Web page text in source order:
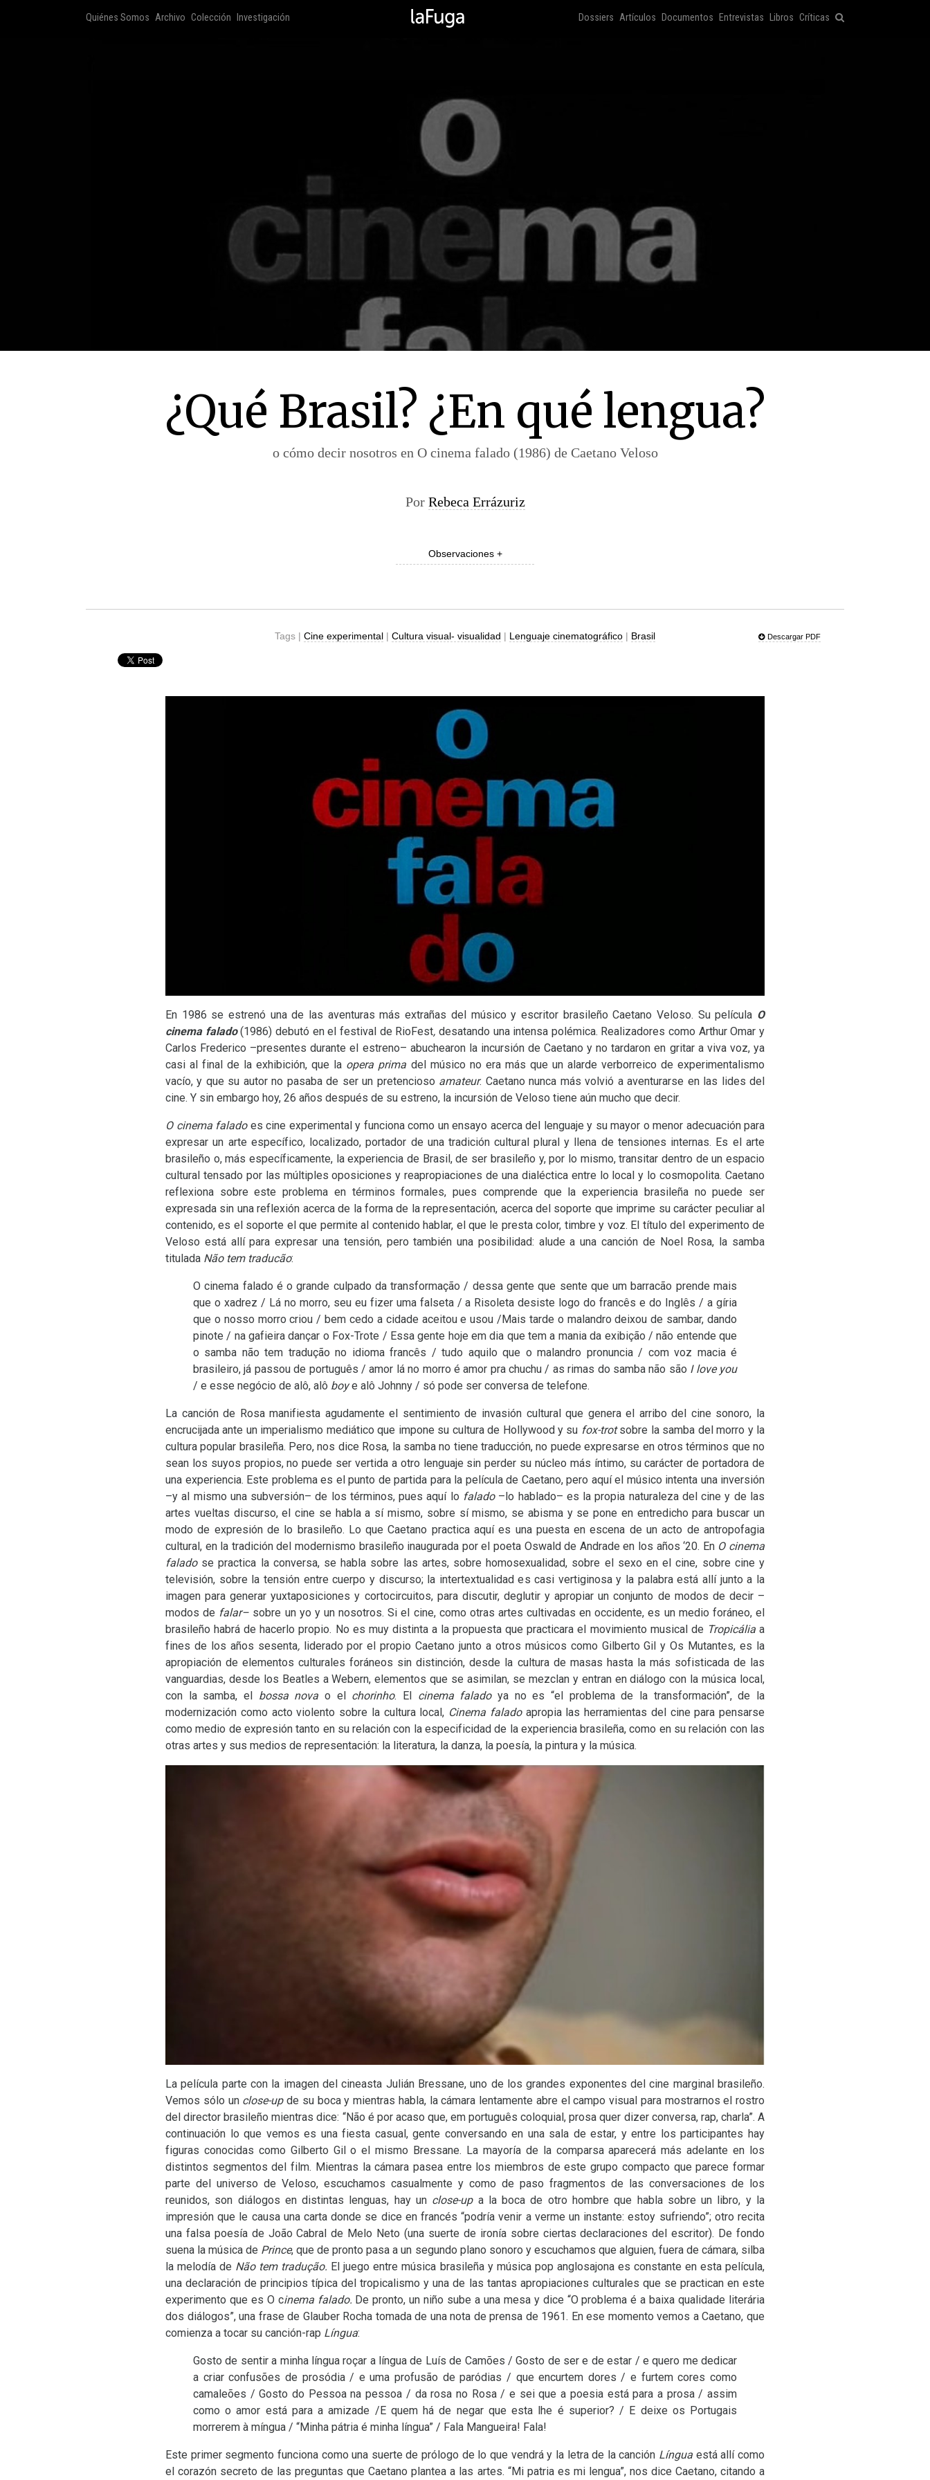
Quiénes Somos Archivo Colección Investigación Dossiers Artículos Documentos Entrevistas Libros Críticas
¿Qué Brasil? ¿En qué lengua?
o cómo decir nosotros en O cinema falado (1986) de Caetano Veloso
Por Rebeca Errázuriz
Observaciones +
Tags | Cine experimental| Cultura visual- visualidad | Lenguaje cinematográfico| Brasil Descargar PDF
En 1986 se estrenó una de las aventuras más extrañas del músico y escritor brasileño Caetano Veloso. Su película O
cinema falado (1986) debutó en el festival de RioFest, desatando una intensa polémica. Realizadores como Arthur Omar y
Carlos Frederico –presentes durante el estreno– abuchearon la incursión de Caetano y no tardaron en gritar a viva voz, ya
casi al final de la exhibición, que la opera prima del músico no era más que un alarde verborreico de experimentalismo
vacío, y que su autor no pasaba de ser un pretencioso amateur. Caetano nunca más volvió a aventurarse en las lides del
cine. Y sin embargo hoy, 26 años después de su estreno, la incursión de Veloso tiene aún mucho que decir.
O cinema faladoes cine experimental y funciona como un ensayo acerca del lenguaje y su mayor o menor adecuación para
expresar un arte específico, localizado, portador de una tradición cultural plural y llena de tensiones internas. Es el arte
brasileño o, más específicamente, la experiencia de Brasil, de ser brasileño y, por lo mismo, transitar dentro de un espacio
cultural tensado por las múltiples oposiciones y reapropiaciones de una dialéctica entre lo local y lo cosmopolita. Caetano
reflexiona sobre este problema en términos formales, pues comprende que la experiencia brasileña no puede ser
expresada sin una reflexión acerca de la forma de la representación, acerca del soporte que imprime su carácter peculiar al
contenido, es el soporte el que permite al contenido hablar, el que le presta color, timbre y voz. El título del experimento de
Veloso está allí para expresar una tensión, pero también una posibilidad: alude a una canción de Noel Rosa, la samba
titulada Não tem traducão:
O cinema falado é o grande culpado da transformação / dessa gente que sente que um barracão prende mais
que o xadrez / Lá no morro, seu eu fizer uma falseta / a Risoleta desiste logo do francês e do Inglês / a gíria
que o nosso morro criou / bem cedo a cidade aceitou e usou /Mais tarde o malandro deixou de sambar, dando
pinote / na gafieira dançar o Fox-Trote / Essa gente hoje em dia que tem a mania da exibição / não entende que
o samba não tem tradução no idioma francês / tudo aquilo que o malandro pronuncia / com voz macia é
brasileiro, já passou de português / amor lá no morro é amor pra chuchu / as rimas do samba não são I love you
/ e esse negócio de alô, alô boye alô Johnny / só pode ser conversa de telefone.
La canción de Rosa manifiesta agudamente el sentimiento de invasión cultural que genera el arribo del cine sonoro, la
encrucijada ante un imperialismo mediático que impone su cultura de Hollywood y su fox-trotsobre la samba del morro y la
cultura popular brasileña. Pero, nos dice Rosa, la samba no tiene traducción, no puede expresarse en otros términos que no
sean los suyos propios, no puede ser vertida a otro lenguaje sin perder su núcleo más íntimo, su carácter de portadora de
una experiencia. Este problema es el punto de partida para la película de Caetano, pero aquí el músico intenta una inversión
–y al mismo una subversión– de los términos, pues aquí lo falado–lo hablado– es la propia naturaleza del cine y de las
artes vueltas discurso, el cine se habla a sí mismo, sobre sí mismo, se abisma y se pone en entredicho para buscar un
modo de expresión de lo brasileño. Lo que Caetano practica aquí es una puesta en escena de un acto de antropofagia
cultural, en la tradición del modernismo brasileño inaugurada por el poeta Oswald de Andrade en los años ‘20. En O cinema
faladose practica la conversa, se habla sobre las artes, sobre homosexualidad, sobre el sexo en el cine, sobre cine y
televisión, sobre la tensión entre cuerpo y discurso; la intertextualidad es casi vertiginosa y la palabra está allí junto a la
imagen para generar yuxtaposiciones y cortocircuitos, para discutir, deglutir y apropiar un conjunto de modos de decir –
modos de falar– sobre un yo y un nosotros. Si el cine, como otras artes cultivadas en occidente, es un medio foráneo, el
brasileño habrá de hacerlo propio. No es muy distinta a la propuesta que practicara el movimiento musical de Tropicáliaa
fines de los años sesenta, liderado por el propio Caetano junto a otros músicos como Gilberto Gil y Os Mutantes, es la
apropiación de elementos culturales foráneos sin distinción, desde la cultura de masas hasta la más sofisticada de las
vanguardias, desde los Beatles a Webern, elementos que se asimilan, se mezclan y entran en diálogo con la música local,
con la samba, el bossa nova o el chorinho. El cinema faladoya no es “el problema de la transformación”, de la
modernización como acto violento sobre la cultura local, Cinema faladoapropia las herramientas del cine para pensarse
como medio de expresión tanto en su relación con la especificidad de la experiencia brasileña, como en su relación con las
otras artes y sus medios de representación: la literatura, la danza, la poesía, la pintura y la música.
La película parte con la imagen del cineasta Julián Bressane, uno de los grandes exponentes del cine marginal brasileño.
Vemos sólo un close-upde su boca y mientras habla, la cámara lentamente abre el campo visual para mostrarnos el rostro
del director brasileño mientras dice: “Não é por acaso que, em português coloquial, prosa quer dizer conversa, rap, charla”. A
continuación lo que vemos es una fiesta casual, gente conversando en una sala de estar, y entre los participantes hay
figuras conocidas como Gilberto Gil o el mismo Bressane. La mayoría de la comparsa aparecerá más adelante en los
distintos segmentos del film. Mientras la cámara pasea entre los miembros de este grupo compacto que parece formar
parte del universo de Veloso, escuchamos casualmente y como de paso fragmentos de las conversaciones de los
reunidos, son diálogos en distintas lenguas, hay un close-upa la boca de otro hombre que habla sobre un libro, y la
impresión que le causa una carta donde se dice en francés “podría venir a verme un instante: estoy sufriendo”; otro recita
una falsa poesía de João Cabral de Melo Neto (una suerte de ironía sobre ciertas declaraciones del escritor). De fondo
suena la música de Prince, que de pronto pasa a un segundo plano sonoro y escuchamos que alguien, fuera de cámara, silba
la melodía de Não tem tradução. El juego entre música brasileña y música pop anglosajona es constante en esta película,
una declaración de principios típica del tropicalismo y una de las tantas apropiaciones culturales que se practican en este
experimento que es O cinema falado. De pronto, un niño sube a una mesa y dice “O problema é a baixa qualidade literária
dos diálogos”, una frase de Glauber Rocha tomada de una nota de prensa de 1961. En ese momento vemos a Caetano, que
comienza a tocar su canción-rap Língua:
Gosto de sentir a minha língua roçar a língua de Luís de Camões / Gosto de ser e de estar / e quero me dedicar
a criar confusões de prosódia / e uma profusão de paródias / que encurtem dores / e furtem cores como
camaleões / Gosto do Pessoa na pessoa / da rosa no Rosa / e sei que a poesia está para a prosa / assim
como o amor está para a amizade /E quem há de negar que esta lhe é superior? / E deixe os Portugais
morrerem à míngua / “Minha pátria é minha língua” / Fala Mangueira! Fala!
Este primer segmento funciona como una suerte de prólogo de lo que vendrá y la letra de la canción Língua está allí como
el corazón secreto de las preguntas que Caetano plantea a las artes. “Mi patria es mi lengua”, nos dice Caetano, citando a